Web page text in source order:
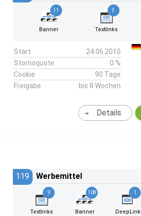
11
Banner
3
Textlinks
Start
24.06.2010
Stornoquote
0 %
Cookie
90 Tage
Freigabe
bis 8 Wochen
Details
119 Werbemittel
9
Textlinks
108
Banner
1
DeepLink